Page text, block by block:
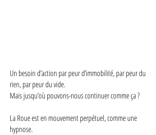
Un besoin d’action par peur d’immobilité, par peur du
rien, par peur du vide.
Mais jusqu’où pouvons-nous continuer comme ça ?
La Roue est en mouvement perpétuel, comme une
hypnose.